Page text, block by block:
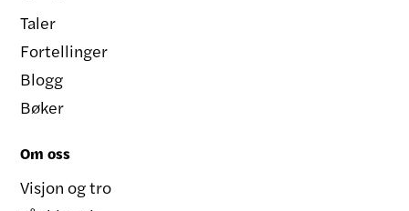
Taler
Fortellinger
Blogg
Bøker
Om oss
Visjon og tro